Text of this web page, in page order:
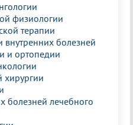
физиологии
терапии
внутренних болезней
и ортопедии
хирургии
болезней лечебного